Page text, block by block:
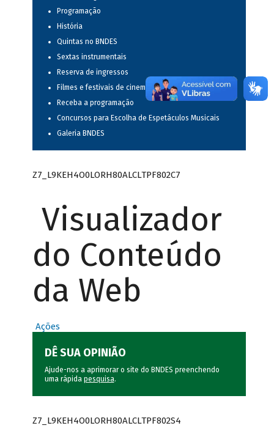
Programação
História
Quintas no BNDES
Sextas instrumentais
Reserva de ingressos
Filmes e festivais de cinema
Receba a programação
Concursos para Escolha de Espetáculos Musicais
Galeria BNDES
Z7_L9KEH4O0LORH80ALCLTPF802C7
Visualizador
do Conteúdo
da Web
Ações
DÊ SUA OPINIÃO
Ajude-nos a aprimorar o site do BNDES preenchendo
uma rápida pesquisa.
Z7_L9KEH4O0LORH80ALCLTPF802S4